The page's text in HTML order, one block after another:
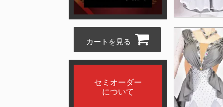
カートを見る
セミオーダー
について